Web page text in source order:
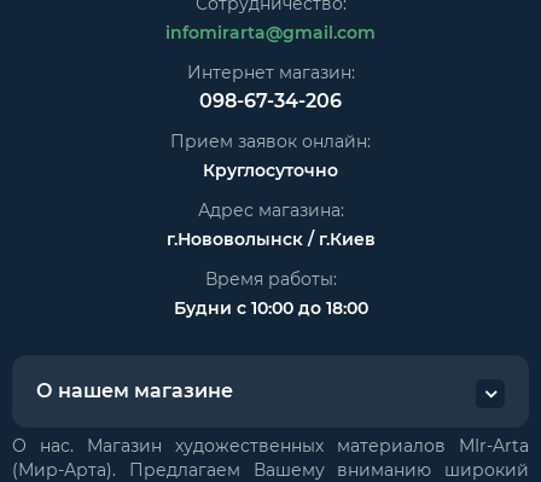
infomirarta@gmail.com
Интернет магазин:
098-67-34-206
Прием заявок онлайн:
Круглосуточно
Адрес магазина:
г.Нововолынск / г.Киев
Время работы:
Будни с 10:00 до 18:00
О нашем магазине
О нас. Магазин художественных материалов MIr-Arta
(Мир-Арта). Предлагаем Вашему вниманию широкий